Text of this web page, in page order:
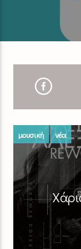
μουσική νέα